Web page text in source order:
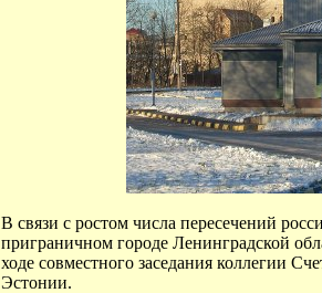
В связи с ростом числа пересечений
приграничном городе Ленинградской
ходе совместного заседания коллегии
Эстонии.